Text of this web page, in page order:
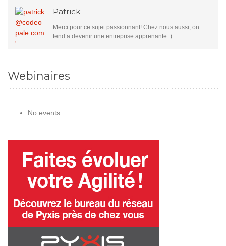
Patrick
Merci pour ce sujet passionnant! Chez nous aussi, on
tend a devenir une entreprise apprenante :)
Webinaires
No events